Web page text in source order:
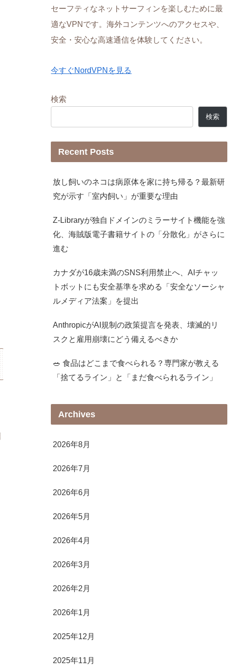
セーフティなネットサーフィンを楽しむために最
適なVPNです。海外コンテンツへのアクセスや、
安全・安心な高速通信を体験してください。
今すぐNordVPNを見る
検索
検索
Recent Posts
放し飼いのネコは病原体を家に持ち帰る？最新研
究が示す「室内飼い」が重要な理由
Z-Libraryが独自ドメインのミラーサイト機能を強
化、海賊版電子書籍サイトの「分散化」がさらに
進む
カナダが16歳未満のSNS利用禁止へ、AIチャッ
トボットにも安全基準を求める「安全なソーシャ
ルメディア法案」を提出
AnthropicがAI規制の政策提言を発表、壊滅的リ
スクと雇用崩壊にどう備えるべきか
🥗 食品はどこまで食べられる？専門家が教える
「捨てるライン」と「まだ食べられるライン」
Archives
2026年8月
2026年7月
2026年6月
2026年5月
2026年4月
2026年3月
2026年2月
2026年1月
2025年12月
2025年11月